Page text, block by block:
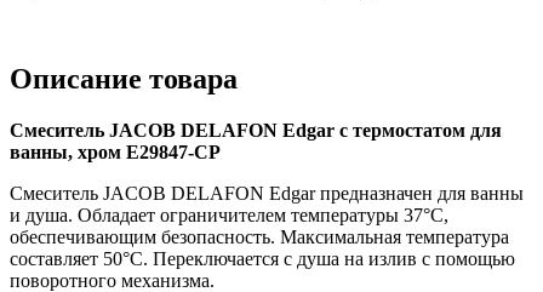
Описание товара
Смеситель JACOB DELAFON Edgar с термостатом для
ванны, хром E29847-CP
Смеситель JACOB DELAFON Edgar предназначен для ванны
и душа. Обладает ограничителем температуры 37°C,
обеспечивающим безопасность. Максимальная температура
составляет 50°C. Переключается с душа на излив с помощью
поворотного механизма.